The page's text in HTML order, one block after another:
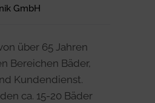
GmbH
über 65 Jahren
Bereichen Bäder,
Kundendienst.
ca. 15-20 Bäder